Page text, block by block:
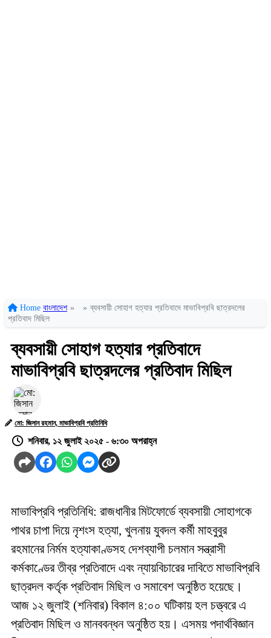
Home বাংলাদেশ » » ব্যবসায়ী সোহাগ হত্যার প্রতিবাদে মাভাবিপ্রবি ছাত্রদলের
প্রতিবাদ মিছিল
ব্যবসায়ী সোহাগ হত্যার প্রতিবাদে
মাভাবিপ্রবি ছাত্রদলের প্রতিবাদ মিছিল
মো: জিসান রহমান, মাভাবিপ্রবি প্রতিনিধি
শনিবার, ১২ জুলাই ২০২৫ - ৬:৩০ অপরাহ্ন
মাভাবিপ্রবি প্রতিনিধি: রাজধানীর মিটফোর্ডে ব্যবসায়ী সোহাগকে
পাথর চাপা দিয়ে নৃশংস হত্যা, খুলনায় যুবদল কর্মী মাহবুবুর
রহমানের নির্মম হত্যাকাণ্ডসহ দেশব্যাপী চলমান সন্ত্রাসী
কর্মকাণ্ডের তীব্র প্রতিবাদে এবং ন্যায়বিচারের দাবিতে মাভাবিপ্রবি
ছাত্রদল কর্তৃক প্রতিবাদ মিছিল ও সমাবেশ অনুষ্ঠিত হয়েছে।
আজ ১২ জুলাই (শনিবার) বিকাল ৪:০০ ঘটিকায় হল চত্ত্বরে এ
প্রতিবাদ মিছিল ও মানববন্ধন অনুষ্ঠিত হয়। এসময় পদার্থবিজ্ঞান